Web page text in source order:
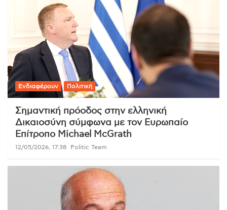
Ενδιαφέρουν Πολιτική
Σημαντική πρόοδος στην ελληνική
Δικαιοσύνη σύμφωνα με τον Ευρωπαίο
Επίτροπο Michael McGrath
12/05/2026, 17:38 Politic Team